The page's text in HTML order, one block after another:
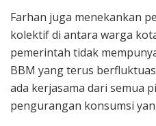
Farhan juga menekankan
kolektif di antara warga
pemerintah tidak
BBM yang terus
ada kerjasama dari semua
pengurangan konsumsi